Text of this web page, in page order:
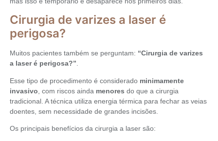
Cirurgia de varizes a laser é
perigosa?
Muitos pacientes também se perguntam: “Cirurgia de varizes
a laser é perigosa?”.
Esse tipo de procedimento é considerado minimamente
invasivo , com riscos ainda menores do que a cirurgia
tradicional. A técnica utiliza energia térmica para fechar as veias
doentes, sem necessidade de grandes incisões.
Os principais benefícios da cirurgia a laser são: